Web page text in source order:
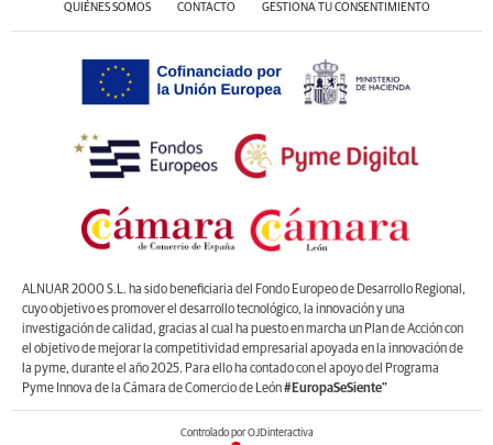
QUIÉNES SOMOS CONTACTO GESTIONA TU CONSENTIMIENTO
ALNUAR 2000 S.L. ha sido beneficiaria del Fondo Europeo de Desarrollo Regional,
cuyo objetivo es promover el desarrollo tecnológico, la innovación y una
investigación de calidad, gracias al cual ha puesto en marcha un Plan de Acción con
el objetivo de mejorar la competitividad empresarial apoyada en la innovación de
la pyme, durante el año 2025. Para ello ha contado con el apoyo del Programa
Pyme Innova de la Cámara de Comercio de León#EuropaSeSiente”
Controlado por OJDinteractiva